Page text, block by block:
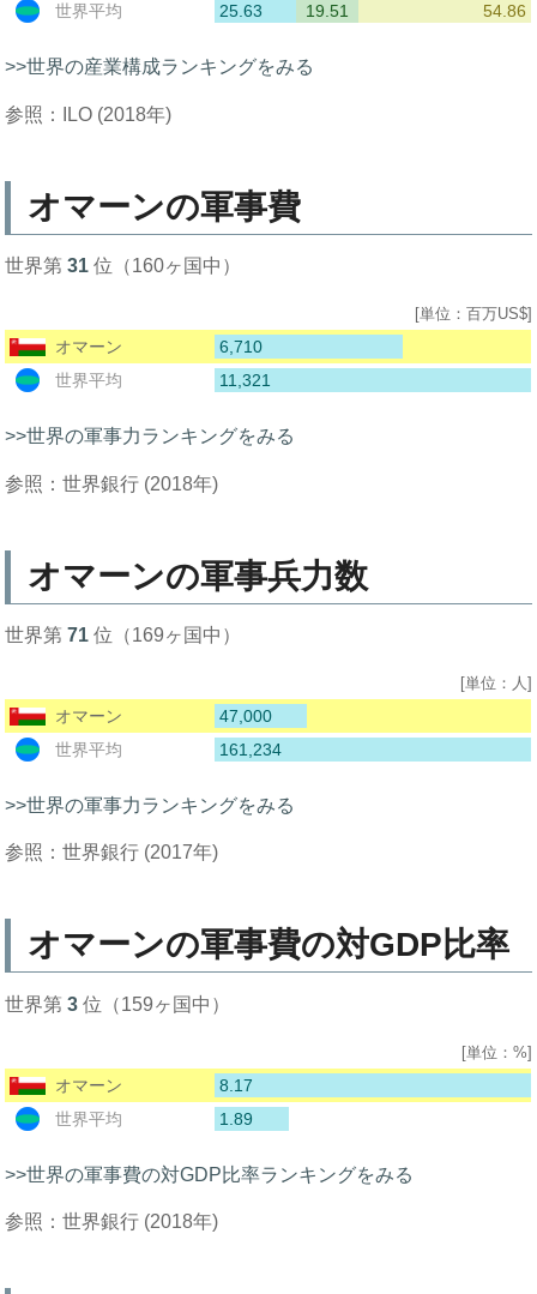
世界平均
25.63 19.51 54.86
>>世界の産業構成ランキングをみる
参照：ILO (2018年)
オマーンの軍事費
世界第31 位（160ヶ国中）
[単位：百万US$]
オマーン
6,710
世界平均
11,321
>>世界の軍事力ランキングをみる
参照：世界銀行 (2018年)
オマーンの軍事兵力数
世界第71 位（169ヶ国中）
[単位：人]
オマーン
47,000
世界平均
161,234
>>世界の軍事力ランキングをみる
参照：世界銀行 (2017年)
オマーンの軍事費の対GDP比率
世界第3 位（159ヶ国中）
[単位：%]
オマーン
8.17
世界平均
1.89
>>世界の軍事費の対GDP比率ランキングをみる
参照：世界銀行 (2018年)